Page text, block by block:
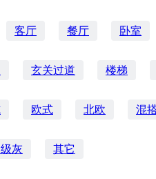
客厅 餐厅 卧室
玄关过道 楼梯
欧式 北欧 混
灰 其它